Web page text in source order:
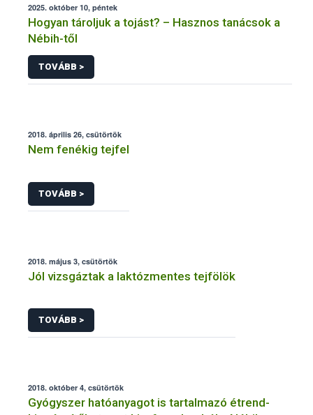
2025. október 10, péntek
Hogyan tároljuk a tojást? – Hasznos tanácsok a
Nébih-től
TOVÁBB >
2018. április 26, csütörtök
Nem fenékig tejfel
TOVÁBB >
2018. május 3, csütörtök
Jól vizsgáztak a laktózmentes tejfölök
TOVÁBB >
2018. október 4, csütörtök
Gyógyszer hatóanyagot is tartalmazó étrend-